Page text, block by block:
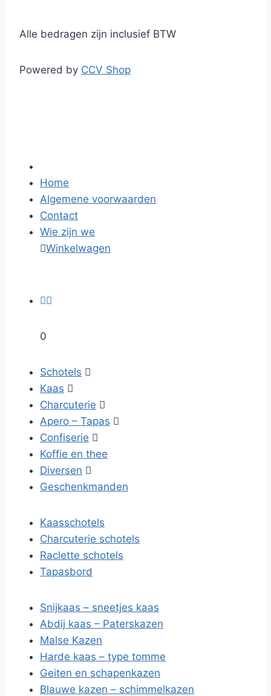
Alle bedragen zijn inclusief BTW
Powered by CCV Shop
Home
Algemene voorwaarden
Contact
Wie zijn we
Winkelwagen

0
Schotels 
Kaas 
Charcuterie 
Apero – Tapas 
Confiserie 
Koffie en thee
Diversen 
Geschenkmanden
Kaasschotels
Charcuterie schotels
Raclette schotels
Tapasbord
Snijkaas – sneetjes kaas
Abdij kaas – Paterskazen
Malse Kazen
Harde kaas – type tomme
Geiten en schapenkazen
Blauwe kazen – schimmelkazen